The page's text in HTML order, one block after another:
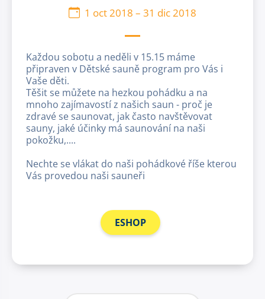
1 oct 2018 – 31 dic 2018
Každou sobotu a neděli v 15.15 máme
připraven v Dětské sauně program pro Vás i
Vaše děti.
Těšit se můžete na hezkou pohádku a na
mnoho zajímavostí z našich saun - proč je
zdravé se saunovat, jak často navštěvovat
sauny, jaké účinky má saunování na naši
pokožku,....
Nechte se vlákat do naši pohádkové říše kterou
Vás provedou naši sauneři
ESHOP